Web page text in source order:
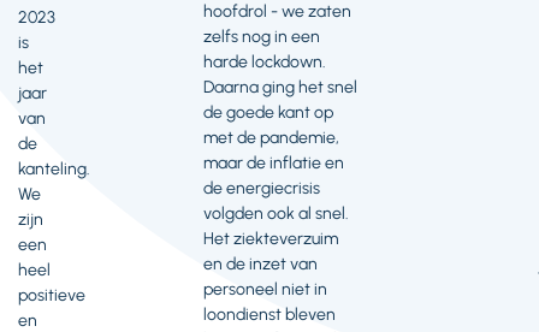
2023
is
het
jaar
van
de
kanteling.
We
zijn
een
heel
positieve
en
hoofdrol - we zaten
zelfs nog in een
harde lockdown.
Daarna ging het snel
de goede kant op
met de pandemie,
maar de inflatie en
de energiecrisis
volgden ook al snel.
Het ziekteverzuim
en de inzet van
personeel niet in
loondienst bleven